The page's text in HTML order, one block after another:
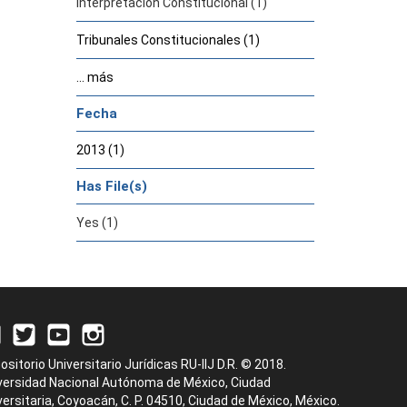
Tribunales Constitucionales (1)
... más
Fecha
2013 (1)
Has File(s)
Yes (1)
Universitario Jurídicas RU-IIJ D.R. © 2018.
Nacional Autónoma de México, Ciudad
Coyoacán, C. P. 04510, Ciudad de México, México.